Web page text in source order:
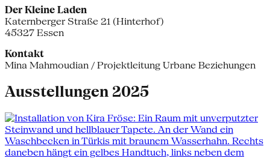
Der Kleine Laden
Katernberger Straße 21 (Hinterhof)
45327 Essen
Kontakt
Mina Mahmoudian / Projektleitung Urbane Beziehungen
Ausstellungen 2025